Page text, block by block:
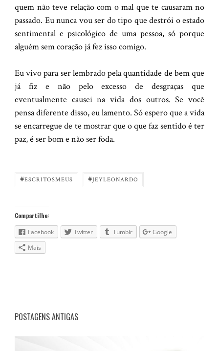
quem não teve relação com o mal que te causaram no
passado. Eu nunca vou ser do tipo que destrói o estado
sentimental e psicológico de uma pessoa, só porque
alguém sem coração já fez isso comigo.
Eu vivo para ser lembrado pela quantidade de bem que
já fiz e não pelo excesso de desgraças que
eventualmente causei na vida dos outros. Se você
pensa diferente disso, eu lamento. Só espero que a vida
se encarregue de te mostrar que o que faz sentido é ter
paz, é ser bom e não ser foda.
#ESCRITOSMEUS #JEYLEONARDO
Compartilhe:
Facebook
Twitter Tumblr
Google
Mais
POSTAGENS ANTIGAS